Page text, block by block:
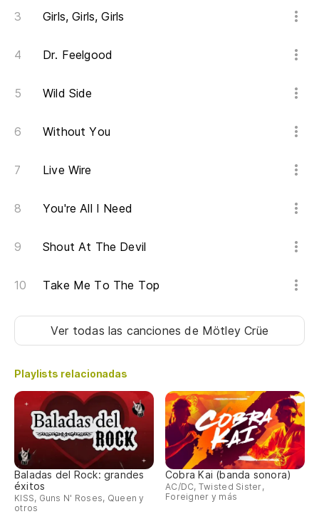
Girls, Girls, Girls
Dr. Feelgood
Wild Side
Without You
Live Wire
You're All I Need
Shout At The Devil
Take Me To The Top
Ver todas las cancionesde Mötley Crüe
Playlists relacionadas
Baladas del Rock: grandes
éxitos
KISS, Guns N' Roses, Queen y
otros
Cobra Kai (banda sonora)
AC/DC, Twisted Sister,
Foreigner y más